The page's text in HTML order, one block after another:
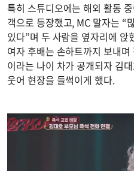
특히 스튜디오에는 해외 활동
객으로 등장했고, MC 말자는 “
있다”며 두 사람을 옆자리에 앉
여자 후배는 손하트까지 보내
이라는 나이 차가 공개되자 김
웃어 현장을 들썩이게 했다.